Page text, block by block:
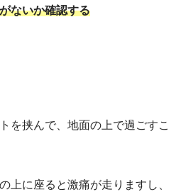
ないか確認する
を挟んで、地面の上で過ごすこ
上に座ると激痛が走りますし、